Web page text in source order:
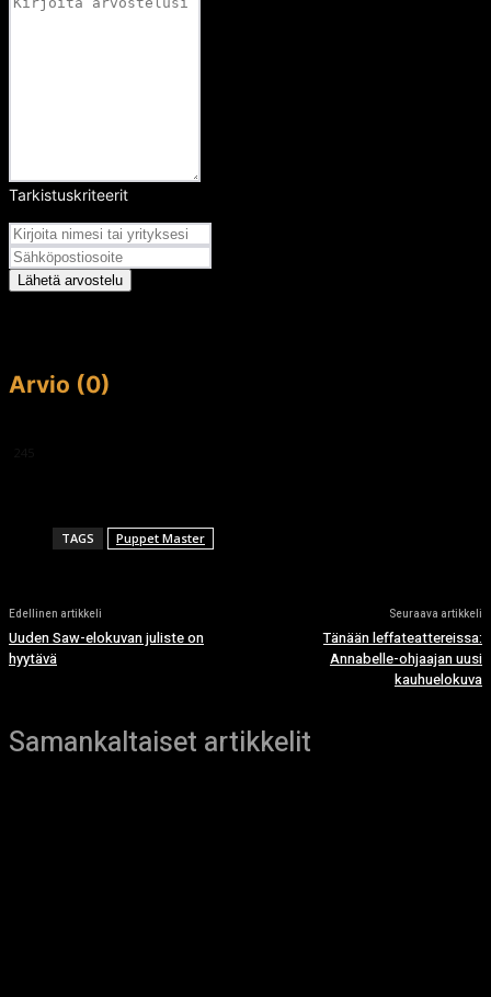
Tarkistuskriteerit
Lähetä arvostelu
Arvio (0)
TAGS Puppet Master
Edellinen artikkeli
Uuden Saw-elokuvan juliste on
hyytävä
Seuraava artikkeli
Tänään leffateattereissa:
Annabelle-ohjaajan uusi
kauhuelokuva
Samankaltaiset artikkelit